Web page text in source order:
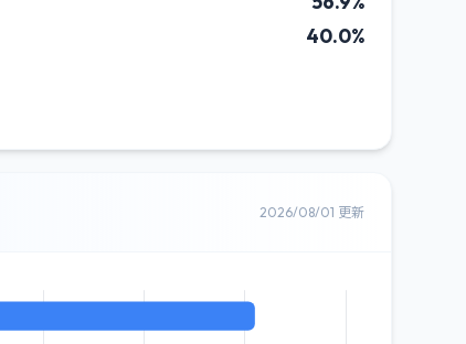
40.0%
2026/08/01 更新